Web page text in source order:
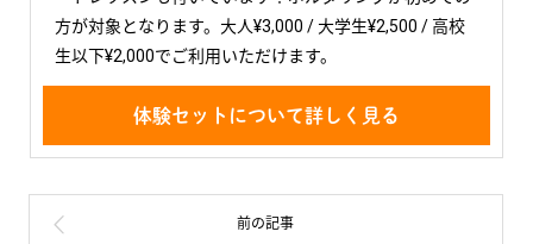
方が対象となります。大人¥3,000 / 大学生¥2,500 / 高校
生以下¥2,000でご利用いただけます。
体験セットについて詳しく見る